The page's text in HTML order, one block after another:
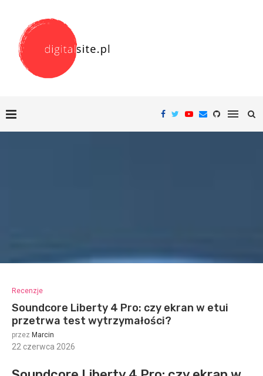
Recenzje
Soundcore Liberty 4 Pro: czy ekran w etui
przetrwa test wytrzymałości?
przez Marcin
22 czerwca 2026